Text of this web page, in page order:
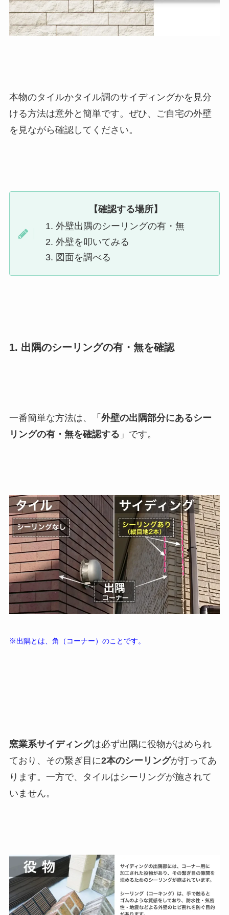
本物のタイルかタイル調のサイディングかを見分
ける方法は意外と簡単です。ぜひ、ご自宅の外壁
を見ながら確認してください。
【確認する場所】
外壁出隅のシーリングの有・無
外壁を叩いてみる
図面を調べる
1. 出隅のシーリングの有・無を確認
一番簡単な方法は、「 外壁の出隅部分にあるシー
リングの有・無を確認する 」です。
※出隅とは、角（コーナー）のことです。
窯業系サイディングは必ず出隅に役物がはめられ
ており、その繋ぎ目に2本のシーリングが打ってあ
ります。一方で、タイルはシーリングが施されて
いません。